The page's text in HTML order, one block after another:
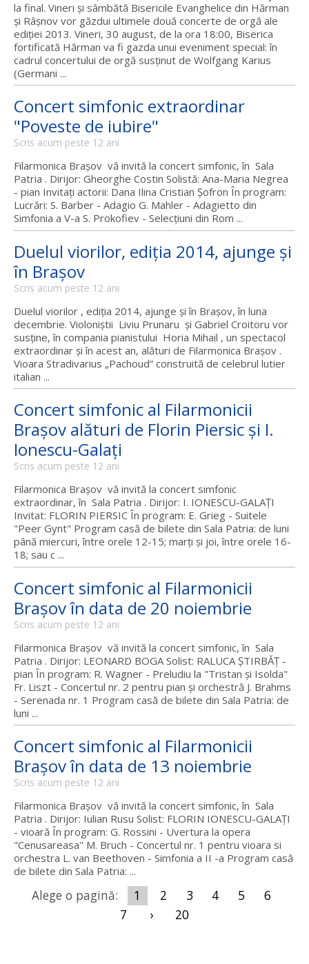
la final. Vineri și sâmbătă Bisericile Evanghelice din Hărman
și Râșnov vor găzdui ultimele două concerte de orgă ale
ediției 2013. Vineri, 30 august, de la ora 18:00, Biserica
fortificată Hărman va fi gazda unui eveniment special: în
cadrul concertului de orgă susținut de Wolfgang Karius
(Germani ...
Concert simfonic extraordinar
"Poveste de iubire"
Scris acum peste 12 ani
Filarmonica Braşov vă invită la concert simfonic, în Sala
Patria . Dirijor: Gheorghe Costin Solistă: Ana-Maria Negrea
- pian Invitaţi actorii: Dana Ilina Cristian Şofron În program:
Lucrări: S. Barber - Adagio G. Mahler - Adagietto din
Simfonia a V-a S. Prokofiev - Selecţiuni din Rom ...
Duelul viorilor, ediţia 2014, ajunge şi
în Braşov
Scris acum peste 12 ani
Duelul viorilor , ediţia 2014, ajunge şi în Braşov, în luna
decembrie. Violoniştii Liviu Prunaru şi Gabriel Croitoru vor
susţine, în compania pianistului Horia Mihail , un spectacol
extraordinar şi în acest an, alături de Filarmonica Braşov .
Vioara Stradivarius „Pachoud” construită de celebrul lutier
italian ...
Concert simfonic al Filarmonicii
Braşov alături de Florin Piersic şi I.
Ionescu-Galaţi
Scris acum peste 12 ani
Filarmonica Braşov vă invită la concert simfonic
extraordinar, în Sala Patria . Dirijor: I. IONESCU-GALAŢI
Invitat: FLORIN PIERSIC În program: E. Grieg - Suitele
"Peer Gynt" Program casă de bilete din Sala Patria: de luni
până miercuri, între orele 12-15; marţi şi joi, între orele 16-
18; sau c ...
Concert simfonic al Filarmonicii
Braşov în data de 20 noiembrie
Scris acum peste 12 ani
Filarmonica Braşov vă invită la concert simfonic, în Sala
Patria . Dirijor: LEONARD BOGA Solist: RALUCA ŞTIRBĂŢ -
pian În program: R. Wagner - Preludiu la "Tristan şi Isolda"
Fr. Liszt - Concertul nr. 2 pentru pian şi orchestră J. Brahms
- Serenada nr. 1 Program casă de bilete din Sala Patria: de
luni ...
Concert simfonic al Filarmonicii
Braşov în data de 13 noiembrie
Scris acum peste 12 ani
Filarmonica Braşov vă invită la concert simfonic, în Sala
Patria . Dirijor: Iulian Rusu Solist: FLORIN IONESCU-GALAŢI
- vioară În program: G. Rossini - Uvertura la opera
"Cenusareasa" M. Bruch - Concertul nr. 1 pentru vioara si
orchestra L. van Beethoven - Simfonia a II -a Program casă
de bilete din Sala Patria: ...
Alege o pagină: 1 2 3 4 5
6
7
› 20